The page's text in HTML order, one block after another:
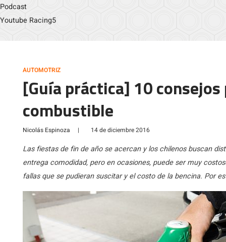
Podcast
Youtube Racing5
AUTOMOTRIZ
[Guía práctica] 10
combustible
Nicolás Espinoza | 14 de diciembre 2016
Las fiestas de fin de año se acercan y los chilenos buscan
entrega comodidad, pero en ocasiones, puede ser muy
fallas que se pudieran suscitar y el costo de la bencina. Por